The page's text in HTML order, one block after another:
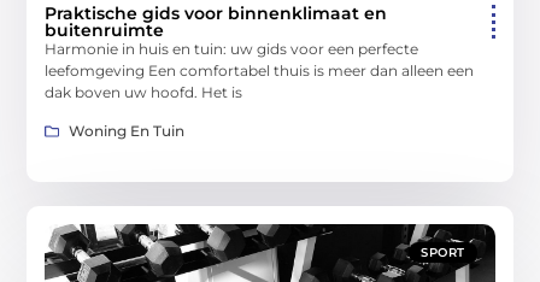
Praktische gids voor binnenklimaat en
buitenruimte
Harmonie in huis en tuin: uw gids voor een perfecte
leefomgeving Een comfortabel thuis is meer dan alleen een
dak boven uw hoofd. Het is
Woning En Tuin
SPORT